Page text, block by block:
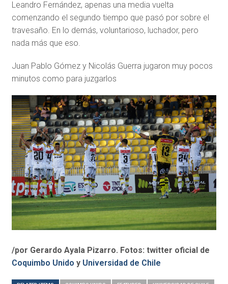
Leandro Fernández, apenas una media vuelta
comenzando el segundo tiempo que pasó por sobre el
travesaño. En lo demás, voluntarioso, luchador, pero
nada más que eso.
Juan Pablo Gómez y Nicolás Guerra jugaron muy pocos
minutos como para juzgarlos
/por Gerardo Ayala Pizarro. Fotos: twitter oficial de
Coquimbo Unido y Universidad de Chile